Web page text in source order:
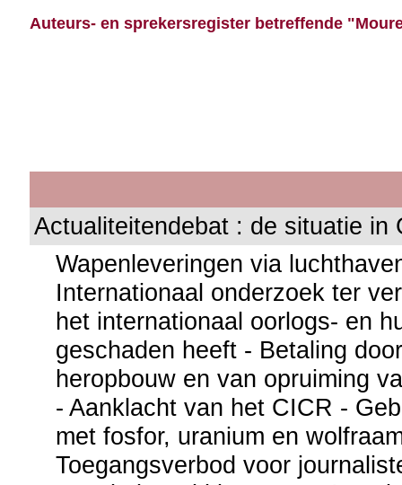
Auteurs- en sprekersregister betreffende
Actualiteitendebat : de situatie in
Wapenleveringen via
Internationaal onderzoek ter
het internationaal oorlogs- en
geschaden heeft - Betaling
heropbouw en van opruiming
- Aanklacht van het CICR -
met fosfor, uranium en
Toegangsverbod voor